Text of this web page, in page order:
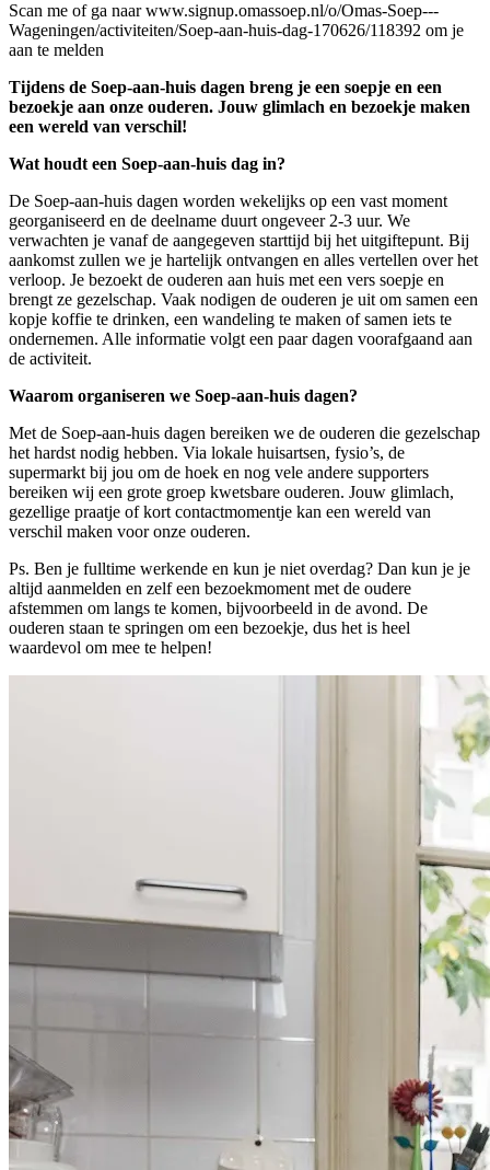
Scan me of ga naar www.signup.omassoep.nl/o/Omas-Soep---
Wageningen/activiteiten/Soep-aan-huis-dag-170626/118392 om je
aan te melden
Tijdens de Soep-aan-huis dagen breng je een soepje en een
bezoekje aan onze ouderen. Jouw glimlach en bezoekje maken
een wereld van verschil!
Wat houdt een Soep-aan-huis dag in?
De Soep-aan-huis dagen worden wekelijks op een vast moment
georganiseerd en de deelname duurt ongeveer 2-3 uur. We
verwachten je vanaf de aangegeven starttijd bij het uitgiftepunt. Bij
aankomst zullen we je hartelijk ontvangen en alles vertellen over het
verloop. Je bezoekt de ouderen aan huis met een vers soepje en
brengt ze gezelschap. Vaak nodigen de ouderen je uit om samen een
kopje koffie te drinken, een wandeling te maken of samen iets te
ondernemen. Alle informatie volgt een paar dagen voorafgaand aan
de activiteit.
Waarom organiseren we Soep-aan-huis dagen?
Met de Soep-aan-huis dagen bereiken we de ouderen die gezelschap
het hardst nodig hebben. Via lokale huisartsen, fysio’s, de
supermarkt bij jou om de hoek en nog vele andere supporters
bereiken wij een grote groep kwetsbare ouderen. Jouw glimlach,
gezellige praatje of kort contactmomentje kan een wereld van
verschil maken voor onze ouderen.
Ps. Ben je fulltime werkende en kun je niet overdag? Dan kun je je
altijd aanmelden en zelf een bezoekmoment met de oudere
afstemmen om langs te komen, bijvoorbeeld in de avond. De
ouderen staan te springen om een bezoekje, dus het is heel
waardevol om mee te helpen!